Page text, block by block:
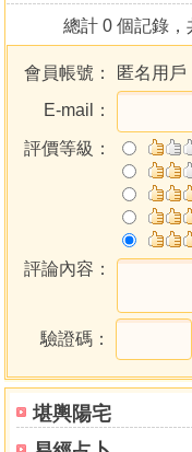
堪輿陽宅
總計 0 個記錄，
會員帳號：
匿名用戶
E-mail：
評價等級：
評論內容：
驗證碼：